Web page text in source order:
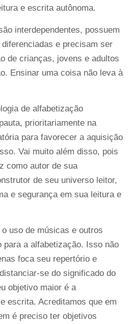
e escrita autônoma.
interdependentes, possuem
e precisam ser
de crianças, jovens e adultos
Ensinar uma coisa não leva à
de alfabetização
prioritariamente na
para favorecer a aquisição
Vai muito além disso, pois
como autor de sua
de seu universo leitor,
e segurança em sua leitura e
uso de músicas e outros
a alfabetização. Isso não
foca seu repertório e
se do significado do
objetivo maior é a
escrita. Acreditamos que em
é preciso ter objetivos